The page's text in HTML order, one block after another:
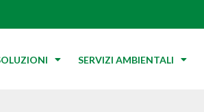
SERVIZI AMBIENTALI